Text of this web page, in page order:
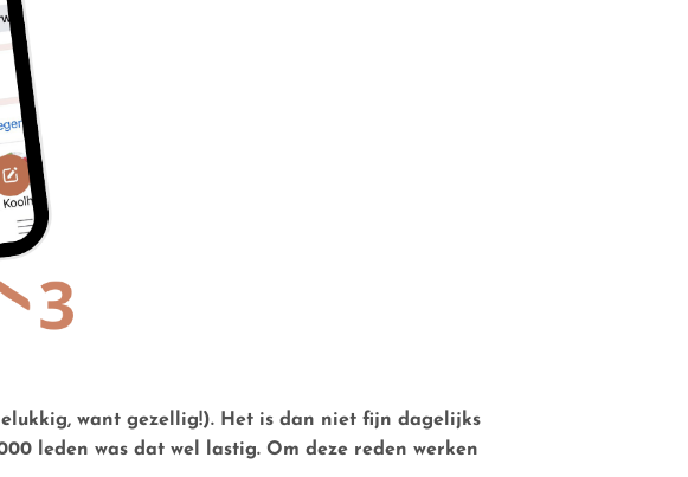
want gezellig!). Het is dan niet fijn dagelijks
leden was dat wel lastig. Om deze reden werken